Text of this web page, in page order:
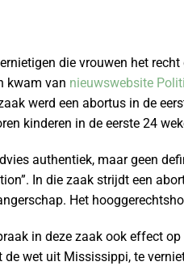
die vrouwen het
kwam van nieuwswebsite
werd een abortus in de
kinderen in de eerste 24
authentiek, maar geen
In die zaak strijdt een
Het
in deze zaak ook effect
wet uit Mississippi, te